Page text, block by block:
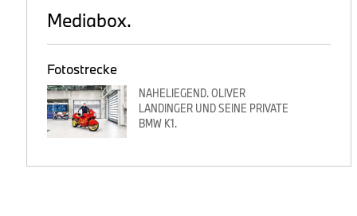
Mediabox.
Fotostrecke
NAHELIEGEND. OLIVER
LANDINGER UND SEINE PRIVATE
BMW K1.